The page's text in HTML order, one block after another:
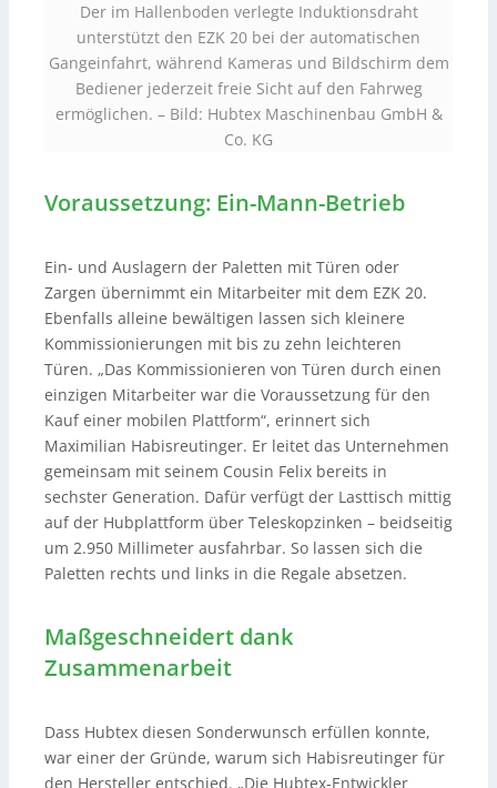
Der im Hallenboden verlegte Induktionsdraht
unterstützt den EZK 20 bei der automatischen
Gangeinfahrt, während Kameras und Bildschirm dem
Bediener jederzeit freie Sicht auf den Fahrweg
ermöglichen. – Bild: Hubtex Maschinenbau GmbH &
Co. KG
Voraussetzung: Ein-Mann-Betrieb
Ein- und Auslagern der Paletten mit Türen oder
Zargen übernimmt ein Mitarbeiter mit dem EZK 20.
Ebenfalls alleine bewältigen lassen sich kleinere
Kommissionierungen mit bis zu zehn leichteren
Türen. „Das Kommissionieren von Türen durch einen
einzigen Mitarbeiter war die Voraussetzung für den
Kauf einer mobilen Plattform“, erinnert sich
Maximilian Habisreutinger. Er leitet das Unternehmen
gemeinsam mit seinem Cousin Felix bereits in
sechster Generation. Dafür verfügt der Lasttisch mittig
auf der Hubplattform über Teleskopzinken – beidseitig
um 2.950 Millimeter ausfahrbar. So lassen sich die
Paletten rechts und links in die Regale absetzen.
Maßgeschneidert dank
Zusammenarbeit
Dass Hubtex diesen Sonderwunsch erfüllen konnte,
war einer der Gründe, warum sich Habisreutinger für
den Hersteller entschied. „Die Hubtex-Entwickler